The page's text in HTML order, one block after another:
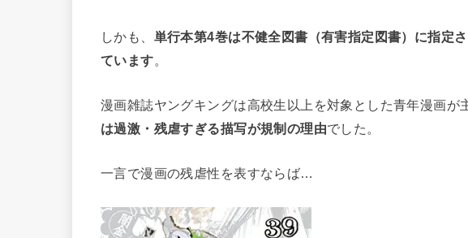
しかも、 単行本第4巻は不健全図書（有害指定図書）に指定
ています。
漫画雑誌ヤングキングは高校生以上を対象とした青年漫画が
は過激・残虐すぎる描写が規制の理由でした。
一言で漫画の残虐性を表すならば…